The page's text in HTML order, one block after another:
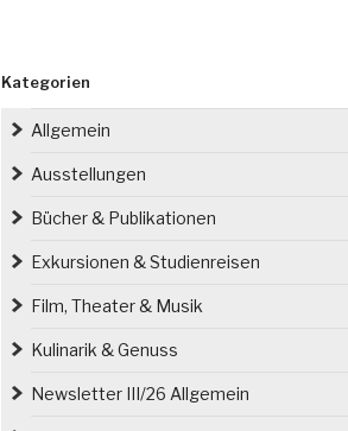
Kategorien
Allgemein
Ausstellungen
Bücher & Publikationen
Exkursionen & Studienreisen
Film, Theater & Musik
Kulinarik & Genuss
Newsletter III/26 Allgemein